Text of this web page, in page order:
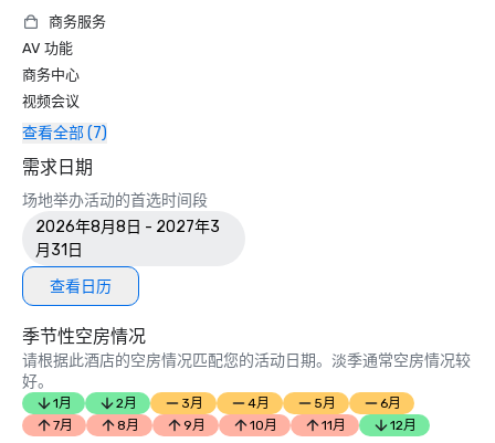
商务服务
AV 功能
商务中心
视频会议
查看全部 (7)
需求日期
场地举办活动的首选时间段
2026年8月8日 - 2027年3
月31日
查看日历
季节性空房情况
请根据此酒店的空房情况匹配您的活动日期。淡季通常空房情况较
好。
1月 2月 3月 4月 5月
6月
7月
8月 9月 10月 11月 12月